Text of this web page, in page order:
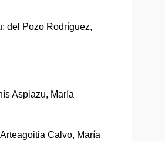
del Pozo Rodríguez,
Aspiazu, María
Calvo, María